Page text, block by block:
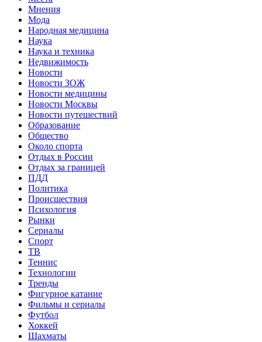
Мнения
Мода
Народная медицина
Наука
Наука и техника
Недвижимость
Новости
Новости ЗОЖ
Новости медицины
Новости Москвы
Новости путешествий
Образование
Общество
Около спорта
Отдых в России
Отдых за границей
ПДД
Политика
Происшествия
Психология
Рынки
Сериалы
Спорт
ТВ
Теннис
Технологии
Тренды
Фигурное катание
Фильмы и сериалы
Футбол
Хоккей
Шахматы